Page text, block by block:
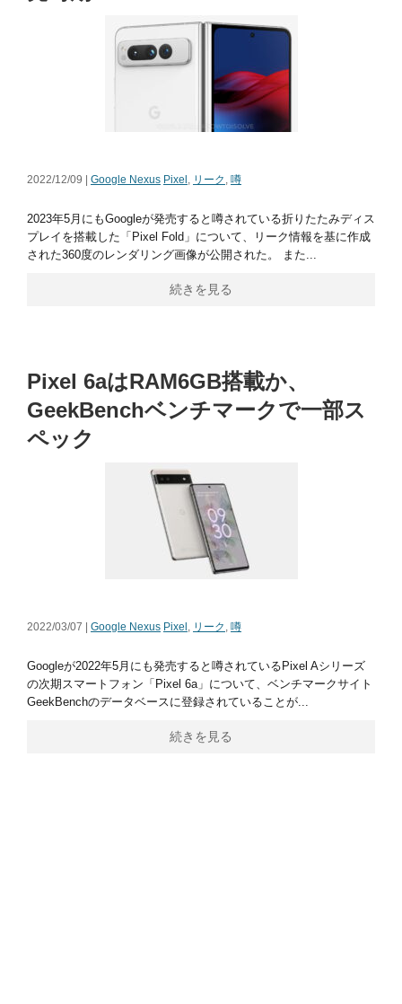
2022/12/09 | Google Nexus Pixel , リーク , 噂
2023年5月にもGoogleが発売すると噂されている折りたたみディス
プレイを搭載した「Pixel Fold」について、リーク情報を基に作成
された360度のレンダリング画像が公開された。 また...
続きを見る
Pixel 6aはRAM6GB搭載か、
GeekBenchベンチマークで一部ス
ペック
2022/03/07 | Google Nexus Pixel , リーク , 噂
Googleが2022年5月にも発売すると噂されているPixel Aシリーズ
の次期スマートフォン「Pixel 6a」について、ベンチマークサイト
GeekBenchのデータベースに登録されていることが...
続きを見る